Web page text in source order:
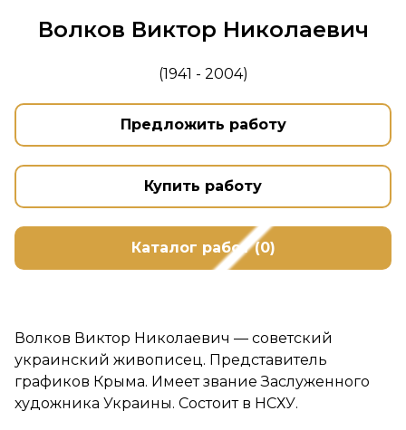
Волков Виктор Николаевич
(1941 - 2004)
Предложить работу
Купить работу
Каталог работ (0)
Волков Виктор Николаевич — советский
украинский живописец. Представитель
графиков Крыма. Имеет звание Заслуженного
художника Украины. Состоит в НСХУ.